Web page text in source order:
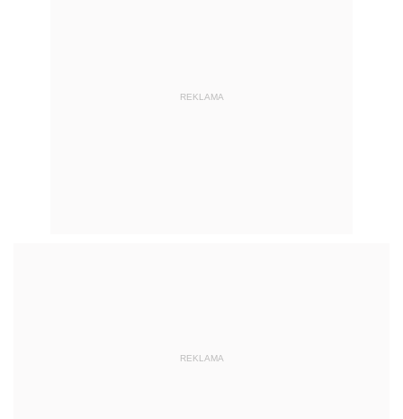
REKLAMA
REKLAMA